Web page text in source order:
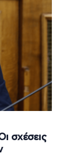
σχέσεις